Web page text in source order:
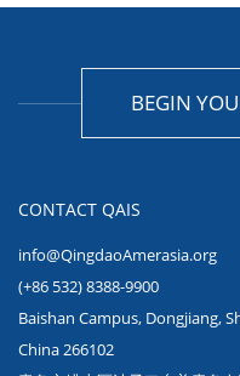
BEGIN
CONTACT QAIS
info@QingdaoAmerasia.org
(+86 532) 8388-9900
Baishan Campus, Dongjiang,
China 266102